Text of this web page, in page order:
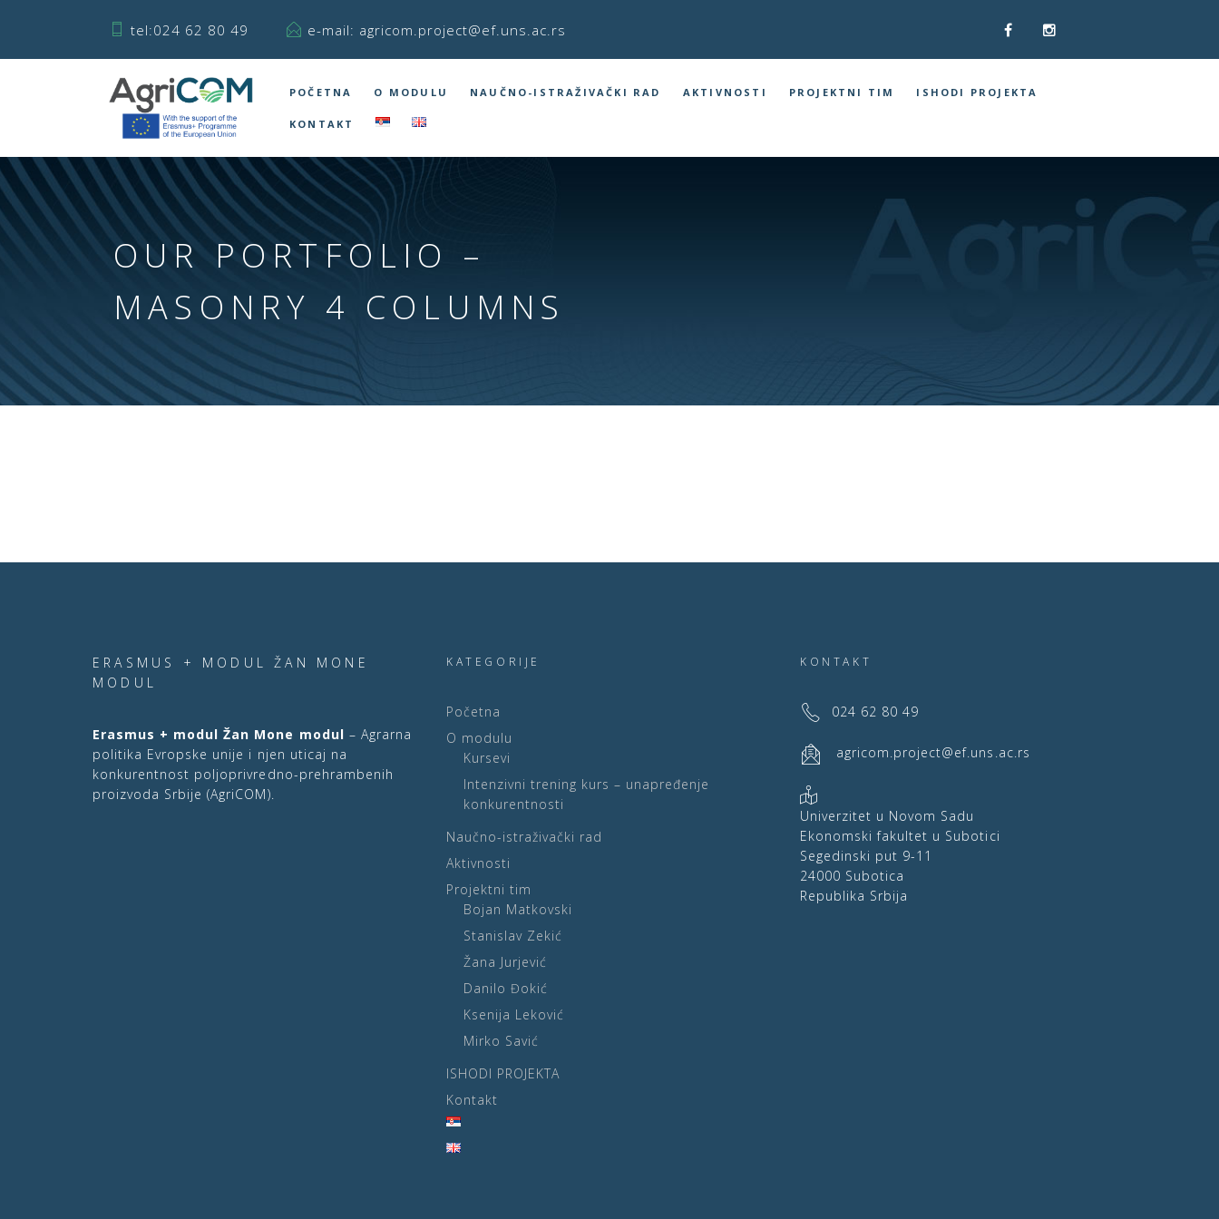
tel:024 62 80 49 e-mail: agricom.project@ef.uns.ac.rs
POČETNA O MODULU NAUČNO-ISTRAŽIVAČKI RAD AKTIVNOSTI PROJEKTNI TIM ISHODI PROJEKTA
KONTAKT
OUR PORTFOLIO –
MASONRY 4 COLUMNS
ERASMUS + MODUL ŽAN MONE
MODUL
Erasmus + modul Žan Mone modul – Agrarna
politika Evropske unije i njen uticaj na
konkurentnost poljoprivredno-prehrambenih
proizvoda Srbije (AgriCOM).
KATEGORIJE
Početna
O modulu
Kursevi
Intenzivni trening kurs – unapređenje
konkurentnosti
Naučno-istraživački rad
Aktivnosti
Projektni tim
Bojan Matkovski
Stanislav Zekić
Žana Jurjević
Danilo Đokić
Ksenija Leković
Mirko Savić
ISHODI PROJEKTA
Kontakt
KONTAKT
024 62 80 49
agricom.project@ef.uns.ac.rs
Univerzitet u Novom Sadu
Ekonomski fakultet u Subotici
Segedinski put 9-11
24000 Subotica
Republika Srbija